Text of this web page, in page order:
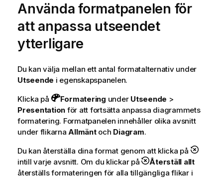
Använda formatpanelen för
att anpassa utseendet
ytterligare
Du kan välja mellan ett antal formatalternativ under
Utseende i egenskapspanelen.
Klicka på
Formatering under Utseende >
Presentation för att fortsätta anpassa diagrammets
formatering. Formatpanelen innehåller olika avsnitt
under flikarna Allmäntoch Diagram.
Du kan återställa dina format genom att klicka på
intill varje avsnitt. Om du klickar på
Återställ allt
återställs formateringen för alla tillgängliga flikar i